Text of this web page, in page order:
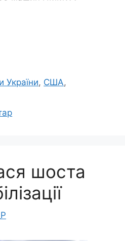
України, США,
шоста